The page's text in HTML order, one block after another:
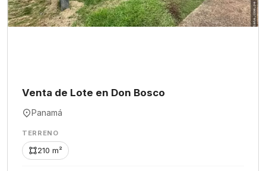
Venta de Lote en Don Bosco
Panamá
TERRENO
210 m²